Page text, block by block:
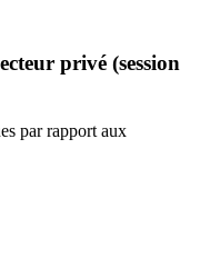
privé (session
par rapport aux